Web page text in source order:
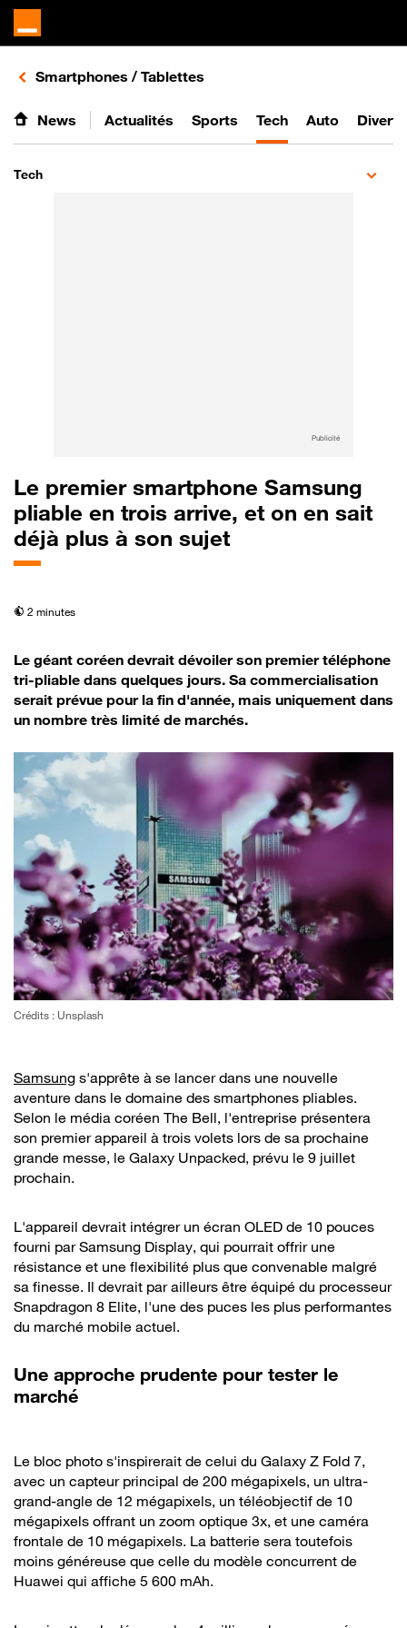
Retours vers le listing d'articles de la catégorie
Smartphones / Tablettes
News Actualités Sports Tech Auto
Tech
Publicité
Le premier smartphone Samsung
pliable en trois arrive, et on en sait
déjà plus à son sujet
temps de lecture
2 minutes
Le géant coréen devrait dévoiler son premier téléphone
tri-pliable dans quelques jours. Sa commercialisation
serait prévue pour la fin d'année, mais uniquement dans
un nombre très limité de marchés.
Crédits : Unsplash
Samsung s'apprête à se lancer dans une nouvelle
aventure dans le domaine des smartphones pliables.
Selon le média coréen The Bell, l'entreprise présentera
son premier appareil à trois volets lors de sa prochaine
grande messe, le Galaxy Unpacked, prévu le 9 juillet
prochain.
L'appareil devrait intégrer un écran OLED de 10 pouces
fourni par Samsung Display, qui pourrait offrir une
résistance et une flexibilité plus que convenable malgré
sa finesse. Il devrait par ailleurs être équipé du processeur
Snapdragon 8 Elite, l'une des puces les plus performantes
du marché mobile actuel.
Une approche prudente pour tester le
marché
Le bloc photo s'inspirerait de celui du Galaxy Z Fold 7,
avec un capteur principal de 200 mégapixels, un ultra-
grand-angle de 12 mégapixels, un téléobjectif de 10
mégapixels offrant un zoom optique 3x, et une caméra
frontale de 10 mégapixels. La batterie sera toutefois
moins généreuse que celle du modèle concurrent de
Huawei qui affiche 5 600 mAh.